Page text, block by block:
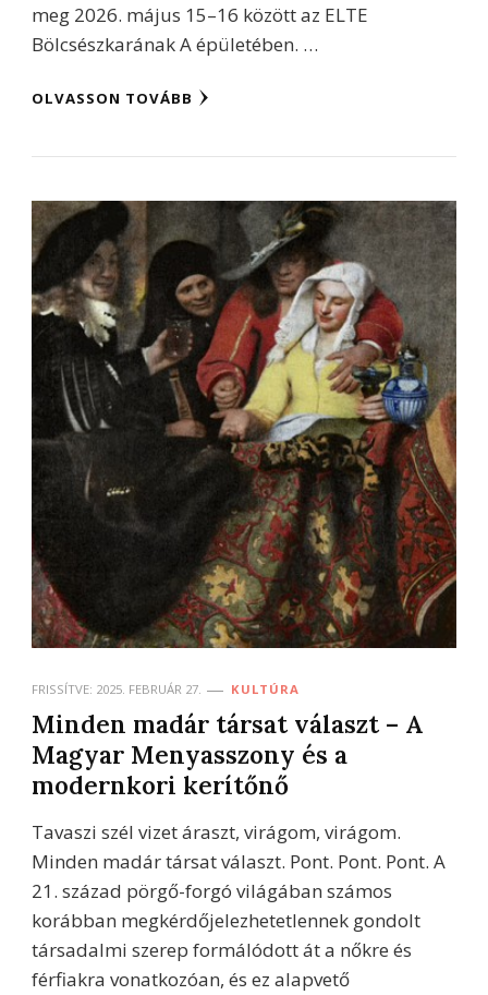
meg 2026. május 15–16 között az ELTE
Bölcsészkarának A épületében. …
OLVASSON TOVÁBB
FRISSÍTVE: 2025. FEBRUÁR 27. KULTÚRA
Minden madár társat választ – A
Magyar Menyasszony és a
modernkori kerítőnő
Tavaszi szél vizet áraszt, virágom, virágom.
Minden madár társat választ. Pont. Pont. Pont. A
21. század pörgő-forgó világában számos
korábban megkérdőjelezhetetlennek gondolt
társadalmi szerep formálódott át a nőkre és
férfiakra vonatkozóan, és ez alapvető